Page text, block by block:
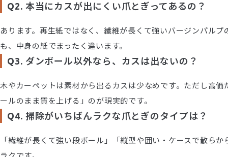
Q2. 本当にカスが出にくい爪とぎってあるの？
あります。再生紙ではなく、繊維が長くて強いバージンパル
も、中身の紙でまったく違います。
Q3. ダンボール以外なら、カスは出ないの？
木やカーペットは素材から出るカスは少なめです。ただし高
ールのまま質を上げる」のが現実的です。
Q4. 掃除がいちばんラクな爪とぎのタイプは？
「繊維が長くて強い段ボール」「縦型や囲い・ケースで散ら